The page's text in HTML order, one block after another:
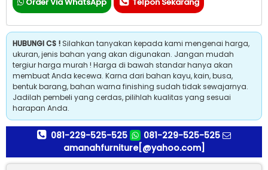
HUBUNGI CS ! Silahkan tanyakan kepada kami mengenai harga,
ukuran, jenis bahan yang akan digunakan. Jangan mudah
tergiur harga murah ! Harga di bawah standar hanya akan
membuat Anda kecewa. Karna dari bahan kayu, kain, busa,
bentuk barang, bahan warna finishing sudah tidak sewajarnya.
Jadilah pembeli yang cerdas, pilihlah kualitas yang sesuai
harapan Anda.
081-229-525-525
081-229-525-525
amanahfurniture[@yahoo.com]